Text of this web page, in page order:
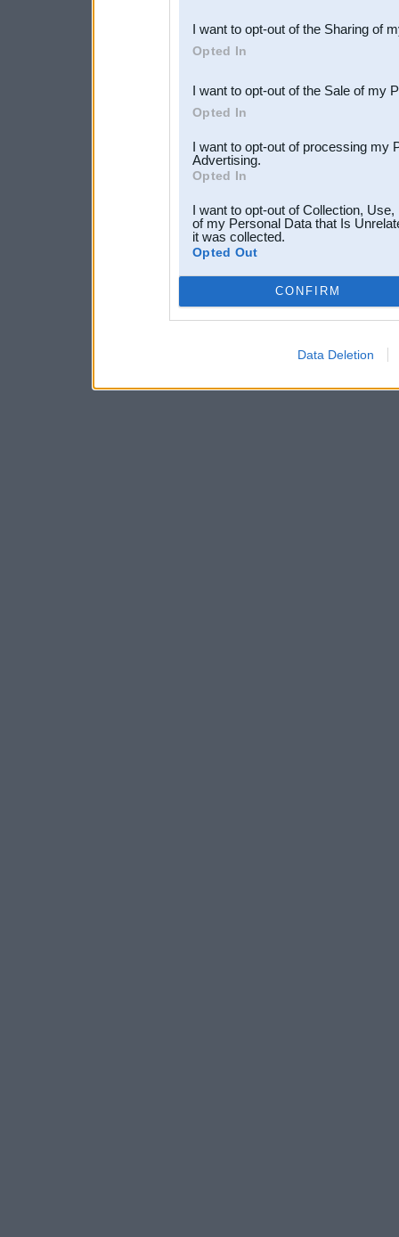
Downstream Participants
third parties.
I want to opt-out of the Sharing of
Opted In
I want to opt-out of the Sale of my
Opted In
I want to opt-out of processing my
Advertising.
Opted In
I want to opt-out of Collection,
of my Personal Data that Is
it was collected.
Opted Out
CONFIRM
Data Deletion